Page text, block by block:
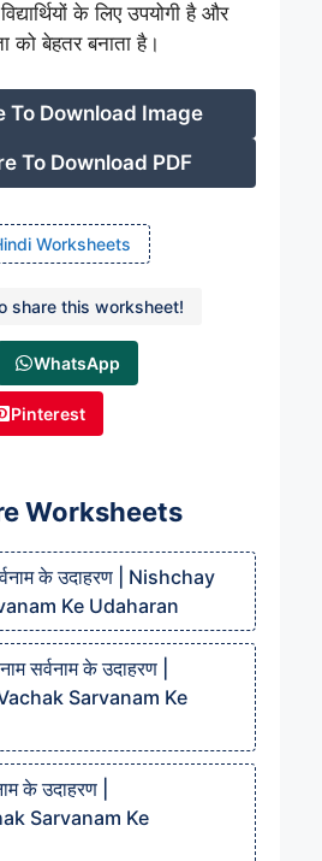
के लिए उपयोगी है और
को बेहतर बनाता है।
To Download Image
To Download PDF
Worksheets
share this worksheet!
WhatsApp
Pinterest
Worksheets
के उदाहरण | Nishchay
Ke Udaharan
सर्वनाम के उदाहरण |
Sarvanam Ke
के उदाहरण |
Sarvanam Ke